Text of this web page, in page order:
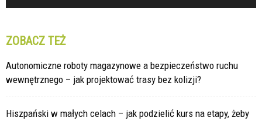
ZOBACZ TEŻ
Autonomiczne roboty magazynowe a bezpieczeństwo ruchu
wewnętrznego – jak projektować trasy bez kolizji?
Hiszpański w małych celach – jak podzielić kurs na etapy, żeby